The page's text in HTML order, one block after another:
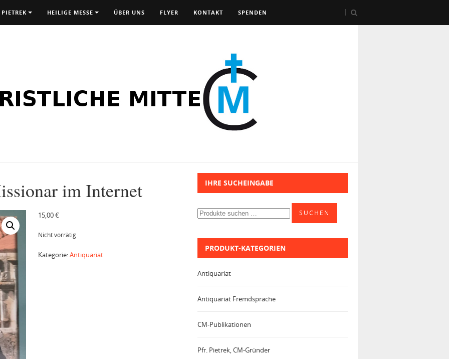
HEILIGE MESSE ÜBER UNS FLYER KONTAKT SPENDEN
im Internet
15,00€
Nicht vorrätig
Kategorie:Antiquariat
IHRE SUCHEINGABE
Suchen
nach:
SUCHEN
PRODUKT-KATEGORIEN
Antiquariat
Antiquariat Fremdsprache
CM-Publikationen
Pfr. Pietrek, CM-Gründer